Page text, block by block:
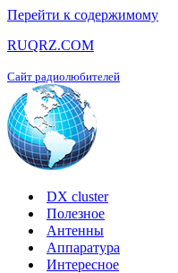
Перейти к содержимому
RUQRZ.COM
Сайт радиолюбителей
DX cluster
Полезное
Антенны
Аппаратура
Интересное